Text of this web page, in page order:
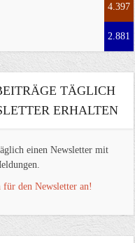
4.397
2.881
TÄGLICH
ERHALTEN
einen Newsletter mit
für den Newsletter an!